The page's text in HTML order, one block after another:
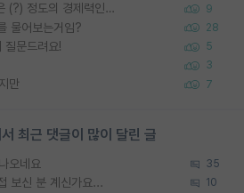
박사진학하기에 2억은 괜찮은 (?) 정도의 경제력인가요 9
물어보는거임? 28
질문드려요! 5
3
만 7
최근 댓글이 많이 달린 글
오네요 35
보신 분 계신가요... 10